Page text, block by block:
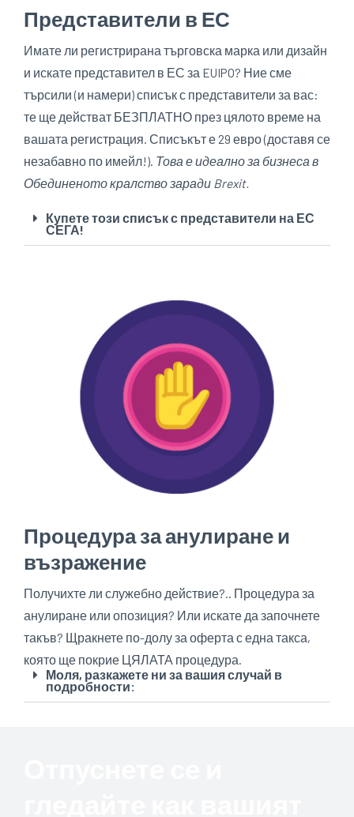
Представители в ЕС
Имате ли регистрирана търговска марка или дизайн
и искате представител в ЕС за EUIPO? Ние сме
търсили (и намери) списък с представители за вас:
те ще действат БЕЗПЛАТНО през цялото време на
вашата регистрация. Списъкът е 29 евро (доставя се
незабавно по имейл!). Това е идеално за бизнеса в
Обединеното кралство заради Brexit.
Купете този списък с представители на ЕС
СЕГА!
Процедура за анулиране и
възражение
Получихте ли служебно действие?.. Процедура за
анулиране или опозиция? Или искате да започнете
такъв? Щракнете по-долу за оферта с една такса,
която ще покрие ЦЯЛАТА процедура.
Моля, разкажете ни за вашия случай в
подробности: